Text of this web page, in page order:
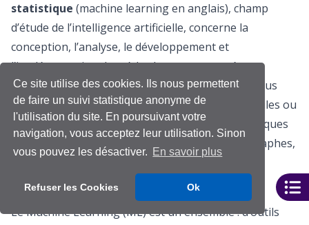
Ce site utilise des cookies. Ils nous permettent
de faire un suivi statistique anonyme de
l'utilisation du site. En poursuivant votre
navigation, vous acceptez leur utilisation. Sinon
vous pouvez les désactiver. En savoir plus
Refuser les Cookies Ok
statistique (machine learning en anglais), champ
d’étude de l’intelligence artificielle, concerne la
conception, l’analyse, le développement et
l’implémentation de méthodes permettant à une
machine (au sens large) d’évoluer par un processus
systématique, et ainsi de remplir des tâches difficiles ou
impossibles à remplir par des moyens algorithmiques
plus classiques. L’analyse peut concerner des graphes,
arbres, ou courbes au même titre que de simples
nombres.
Le Machine Learning (ML) est un ensemble : d’outils